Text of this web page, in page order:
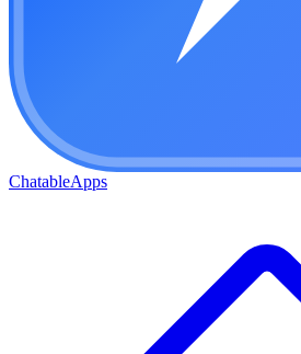
ChatableApps